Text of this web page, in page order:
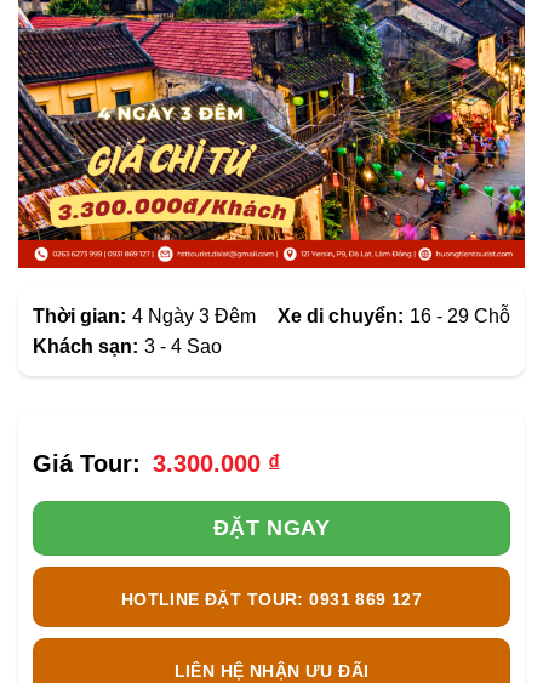
Thời gian: 4 Ngày 3 Đêm Xe di chuyển: 16 - 29 Chỗ
Khách sạn: 3 - 4 Sao
3.300.000 ₫
ĐẶT NGAY
HOTLINE ĐẶT TOUR: 0931 869 127
LIÊN HỆ NHẬN ƯU ĐÃI